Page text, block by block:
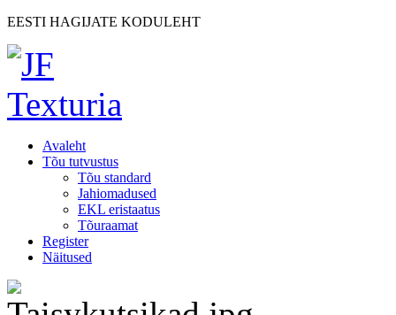
EESTI HAGIJATE KODULEHT
Avaleht
Tõu tutvustus
Tõu standard
Jahiomadused
EKL eristaatus
Tõuraamat
Register
Näitused